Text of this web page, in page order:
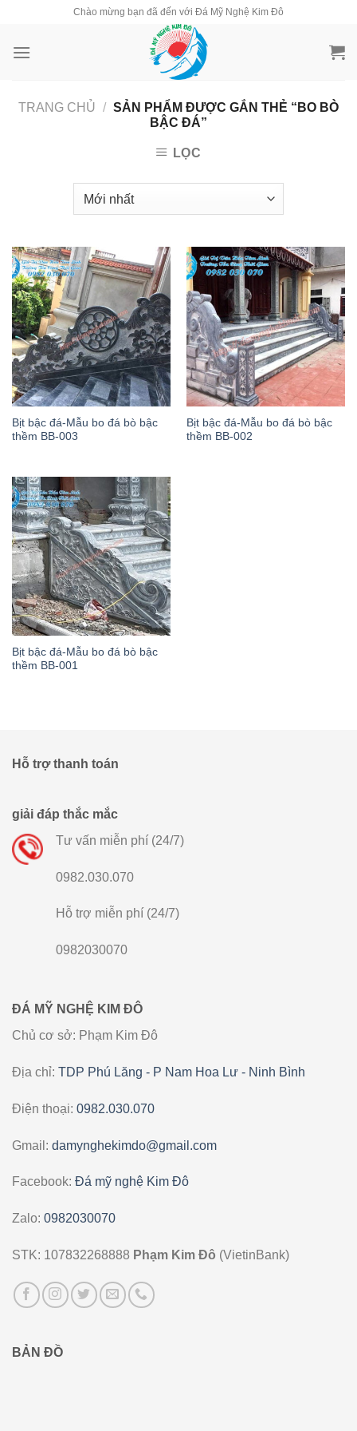
content
Chào mừng bạn đã đến với Đá Mỹ Nghệ Kim Đô
TRANG CHỦ / SẢN PHẨM ĐƯỢC GẮN THẺ “BO BÒ
BẬC ĐÁ”
LỌC
Bịt bậc đá-Mẫu bo đá bò bậc
thềm BB-003
Bịt bậc đá-Mẫu bo đá bò bậc
thềm BB-002
Bịt bậc đá-Mẫu bo đá bò bậc
thềm BB-001
Hỗ trợ thanh toán
giải đáp thắc mắc
Tư vấn miễn phí (24/7)
0982.030.070
Hỗ trợ miễn phí (24/7)
0982030070
ĐÁ MỸ NGHỆ KIM ĐÔ
Chủ cơ sở: Phạm Kim Đô
Địa chỉ: TDP Phú Lăng - P Nam Hoa Lư - Ninh Bình
Điện thoại: 0982.030.070
Gmail: damynghekimdo@gmail.com
Facebook: Đá mỹ nghệ Kim Đô
Zalo: 0982030070
STK: 107832268888 Phạm Kim Đô (VietinBank)
BẢN ĐỒ